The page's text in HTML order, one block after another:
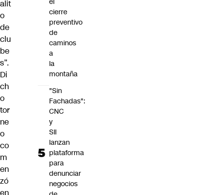
alit
o
de
clu
be
s”.
Di
ch
o
tor
ne
o
co
m
en
zó
en
cierre
preventivo
de
caminos
a
la
montaña
"Sin
Fachadas":
CNC
y
SII
lanzan
plataforma
para
denunciar
negocios